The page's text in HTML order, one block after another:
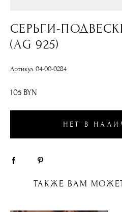
СЕРЬГИ-
(AG 925)
Артикул 04-00-0284
105 BYN
НЕТ В
ТАКЖЕ ВАМ